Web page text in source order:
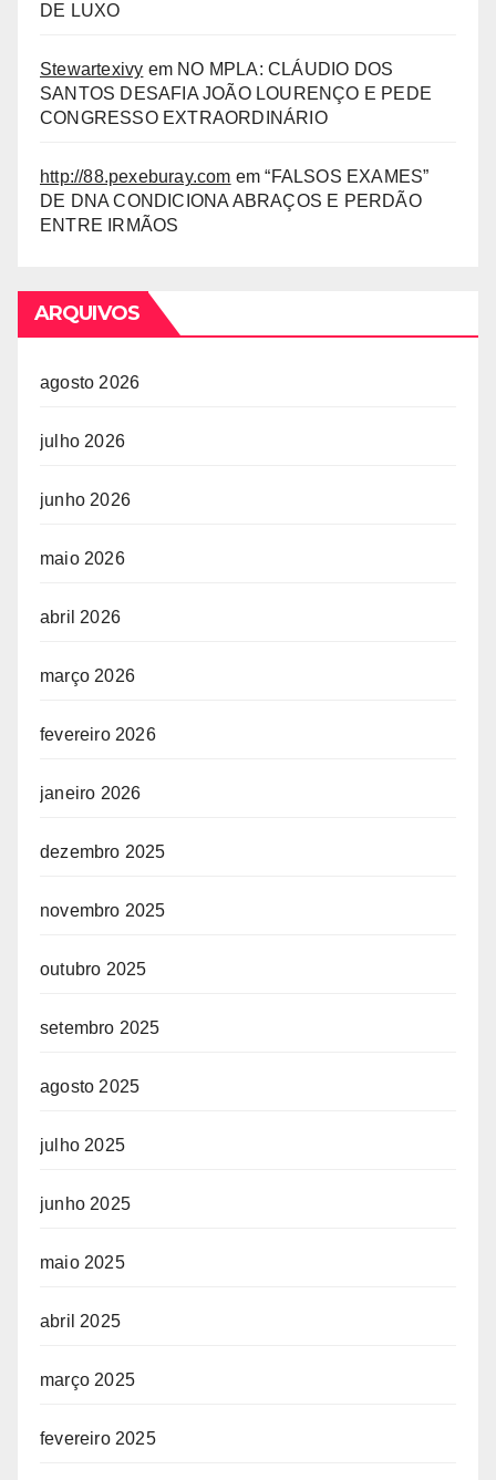
DE LUXO
Stewartexivy em NO MPLA: CLÁUDIO DOS
SANTOS DESAFIA JOÃO LOURENÇO E PEDE
CONGRESSO EXTRAORDINÁRIO
http://88.pexeburay.com em“FALSOS EXAMES”
DE DNA CONDICIONA ABRAÇOS E PERDÃO
ENTRE IRMÃOS
ARQUIVOS
agosto 2026
julho 2026
junho 2026
maio 2026
abril 2026
março 2026
fevereiro 2026
janeiro 2026
dezembro 2025
novembro 2025
outubro 2025
setembro 2025
agosto 2025
julho 2025
junho 2025
maio 2025
abril 2025
março 2025
fevereiro 2025